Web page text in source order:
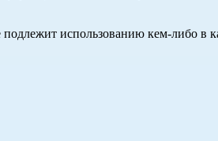
подлежит использованию кем-либо в